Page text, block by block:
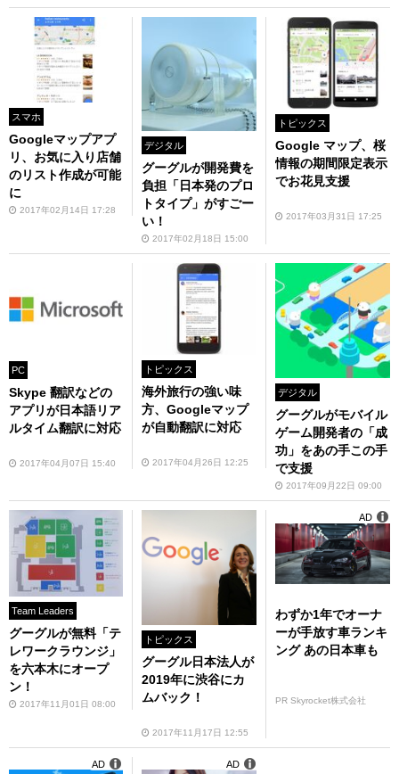
スマホ
Googleマップアプ
リ、お気に入り店舗
のリスト作成が可能
に
2017年02月14日 17:28
デジタル
グーグルが開発費を
負担「日本発のプロ
トタイプ」がすごー
い！
2017年02月18日 15:00
トピックス
Google マップ、桜
情報の期間限定表示
でお花見支援
2017年03月31日 17:25
PC
Skype 翻訳などの
アプリが日本語リア
ルタイム翻訳に対応
2017年04月07日 15:40
トピックス
海外旅行の強い味
方、Googleマップ
が自動翻訳に対応
2017年04月26日 12:25
デジタル
グーグルがモバイル
ゲーム開発者の「成
功」をあの手この手
で支援
2017年09月22日 09:00
Team Leaders
グーグルが無料「テ
レワークラウンジ」
を六本木にオープ
ン！
2017年11月01日 08:00
トピックス
グーグル日本法人が
2019年に渋谷にカ
ムバック！
2017年11月17日 12:55
わずか1年でオーナ
ーが手放す車ランキ
ング あの日本車も
PR Skyrocket株式会社
AD
AD AD